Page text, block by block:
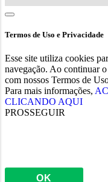
Termos de Uso e Privacidade
Esse site utiliza cookies
navegação. Ao continuar
com nossos Termos de
Para mais informações,
CLICANDO AQUI
PROSSEGUIR
OK